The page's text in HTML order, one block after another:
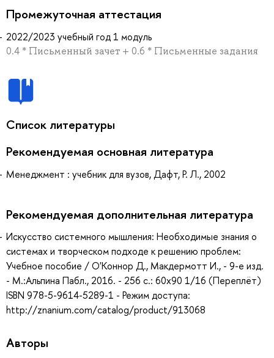
Промежуточная аттестация
2022/2023 учебный год 1 модуль
0.4 * Письменный зачет + 0.6 * Письменные задания
Список литературы
Рекомендуемая основная литература
Менеджмент : учебник для вузов, Дафт, Р. Л., 2002
Рекомендуемая дополнительная литература
Искусство системного мышления: Необходимые знания о
системах и творческом подходе к решению проблем:
Учебное пособие / О'Коннор Д., Макдермотт И., - 9-е изд.
- М.:Альпина Пабл., 2016. - 256 с.: 60x90 1/16 (Переплёт)
ISBN 978-5-9614-5289-1 - Режим доступа:
http://znanium.com/catalog/product/913068
Авторы